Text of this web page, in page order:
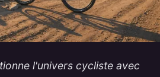
l'univers cycliste avec